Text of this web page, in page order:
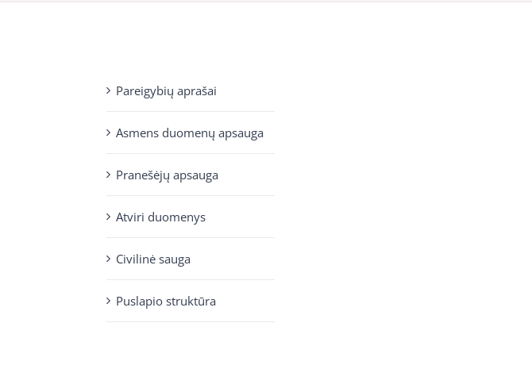
Pareigybių aprašai
Asmens duomenų apsauga
Pranešėjų apsauga
Atviri duomenys
Civilinė sauga
Puslapio struktūra